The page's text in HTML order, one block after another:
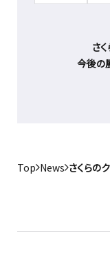
さ
今後の
Top News さくらの